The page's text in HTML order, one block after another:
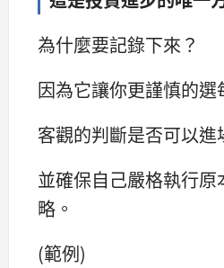
為什麼要記錄下來？
因為它讓你更謹慎的選
客觀的判斷是否可以進
並確保自己嚴格執行
略。
(範例)